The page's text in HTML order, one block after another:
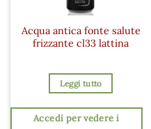
Acqua antica fonte salute
frizzante cl33 lattina
Leggi tutto
Accedi per vedere i